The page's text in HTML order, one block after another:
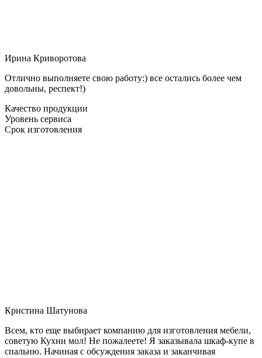
Ирина Криворотова
Отлично выполняете свою работу:) все остались более чем
довольны, респект!)
Качество продукции
Уровень сервиса
Срок изготовления
Кристина Шатунова
Всем, кто еще выбирает компанию для изготовления мебели,
советую Кухни мол! Не пожалеете! Я заказывала шкаф-купе в
спальню. Начиная с обсуждения заказа и заканчивая